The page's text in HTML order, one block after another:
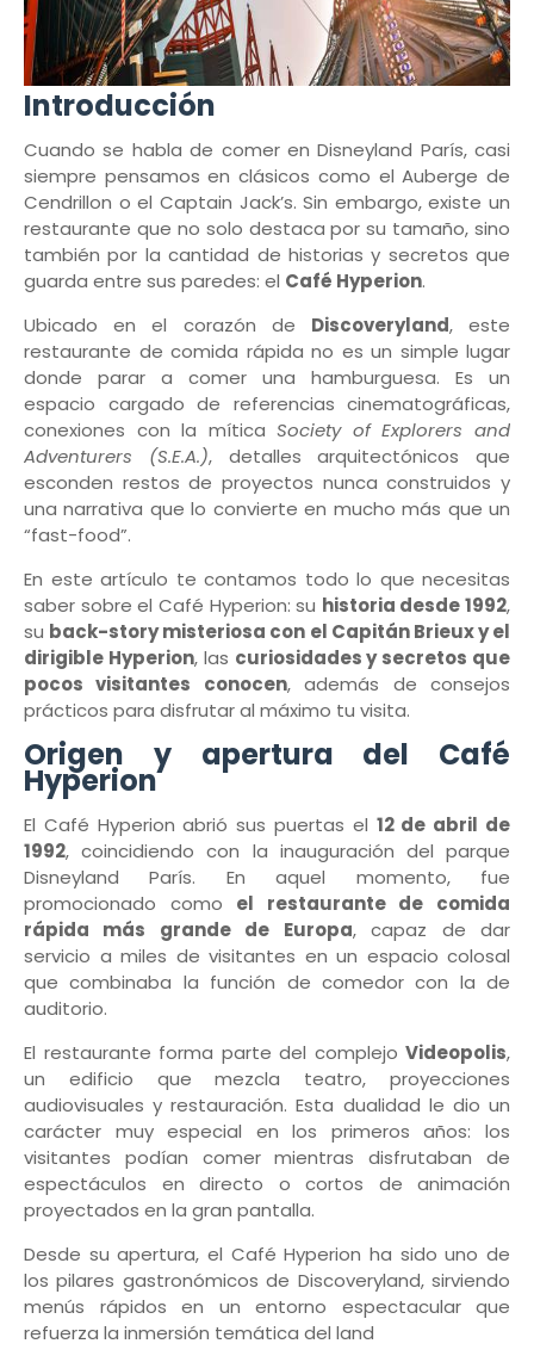
Introducción
Cuando se habla de comer en Disneyland París, casi
siempre pensamos en clásicos como el Auberge de
Cendrillon o el Captain Jack’s. Sin embargo, existe un
restaurante que no solo destaca por su tamaño, sino
también por la cantidad de historias y secretos que
guarda entre sus paredes: el Café Hyperion.
Ubicado en el corazón de Discoveryland, este
restaurante de comida rápida no es un simple lugar
donde parar a comer una hamburguesa. Es un
espacio cargado de referencias cinematográficas,
conexiones con la míticaSociety of Explorers and
Adventurers (S.E.A.), detalles arquitectónicos que
esconden restos de proyectos nunca construidos y
una narrativa que lo convierte en mucho más que un
“fast-food”.
En este artículo te contamos todo lo que necesitas
saber sobre el Café Hyperion: su historia desde 1992,
su back-story misteriosa con el Capitán Brieux y el
dirigible Hyperion, las curiosidades y secretos que
pocos visitantes conocen, además de consejos
prácticos para disfrutar al máximo tu visita.
Origen y apertura del Café
Hyperion
El Café Hyperion abrió sus puertas el 12 de abril de
1992, coincidiendo con la inauguración del parque
Disneyland París. En aquel momento, fue
promocionado como el restaurante de comida
rápida más grande de Europa, capaz de dar
servicio a miles de visitantes en un espacio colosal
que combinaba la función de comedor con la de
auditorio.
El restaurante forma parte del complejo Videopolis,
un edificio que mezcla teatro, proyecciones
audiovisuales y restauración. Esta dualidad le dio un
carácter muy especial en los primeros años: los
visitantes podían comer mientras disfrutaban de
espectáculos en directo o cortos de animación
proyectados en la gran pantalla.
Desde su apertura, el Café Hyperion ha sido uno de
los pilares gastronómicos de Discoveryland, sirviendo
menús rápidos en un entorno espectacular que
refuerza la inmersión temática del land